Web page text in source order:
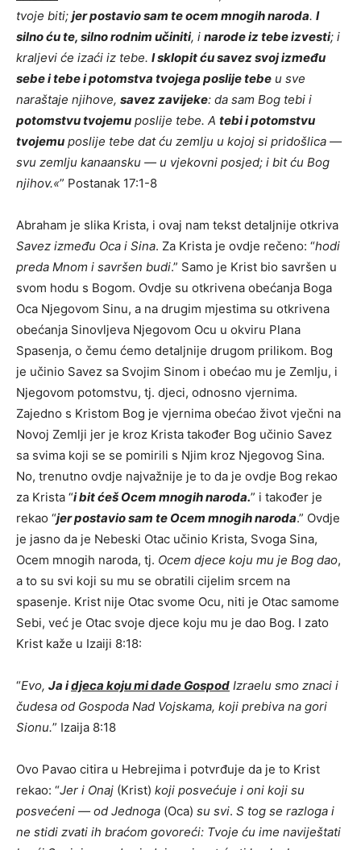
tvoje biti; jer postavio sam te ocem mnogih naroda. I
silno ću te, silno rodnim učiniti, i narode iz tebe izvesti; i
kraljevi će izaći iz tebe. I sklopit ću savez svoj između
sebe i tebe i potomstva tvojega poslije tebe u sve
naraštaje njihove, savez zavijeke: da sam Bog tebi i
potomstvu tvojemu poslije tebe. A tebi i potomstvu
tvojemu poslije tebe dat ću zemlju u kojoj si pridošlica —
svu zemlju kanaansku — u vjekovni posjed; i bit ću Bog
njihov.«” Postanak 17:1-8
Abraham je slika Krista, i ovaj nam tekst detaljnije otkriva
Savez između Oca i Sina. Za Krista je ovdje rečeno: “hodi
preda Mnom i savršen budi.” Samo je Krist bio savršen u
svom hodu s Bogom. Ovdje su otkrivena obećanja Boga
Oca Njegovom Sinu, a na drugim mjestima su otkrivena
obećanja Sinovljeva Njegovom Ocu u okviru Plana
Spasenja, o čemu ćemo detaljnije drugom prilikom. Bog
je učinio Savez sa Svojim Sinom i obećao mu je Zemlju, i
Njegovom potomstvu, tj. djeci, odnosno vjernima.
Zajedno s Kristom Bog je vjernima obećao život vječni na
Novoj Zemlji jer je kroz Krista također Bog učinio Savez
sa svima koji se se pomirili s Njim kroz Njegovog Sina.
No, trenutno ovdje najvažnije je to da je ovdje Bog rekao
za Krista “i bit ćeš Ocem mnogih naroda.” i također je
rekao “jer postavio sam te Ocem mnogih naroda.” Ovdje
je jasno da je Nebeski Otac učinio Krista, Svoga Sina,
Ocem mnogih naroda, tj. Ocem djece koju mu je Bog dao,
a to su svi koji su mu se obratili cijelim srcem na
spasenje. Krist nije Otac svome Ocu, niti je Otac samome
Sebi, već je Otac svoje djece koju mu je dao Bog. I zato
Krist kaže u Izaiji 8:18:
“Evo, Ja idjeca koju mi dade Gospod Izraelu smo znaci i
čudesa od Gospoda Nad Vojskama, koji prebiva na gori
Sionu.” Izaija 8:18
Ovo Pavao citira u Hebrejima i potvrđuje da je to Krist
rekao: “Jer i Onaj (Krist) koji posvećuje i oni koji su
posvećeni — od Jednoga (Oca) su svi. S tog se razloga i
ne stidi zvati ih braćom govoreći: Tvoje ću ime naviještati